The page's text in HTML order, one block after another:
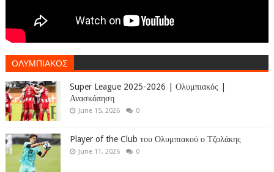
ΟΛΥΜΠΙΑΚΟΣ
Super League 2025-2026 | Ολυμπιακός |
Ανασκόπηση
June 15, 2026 0
Player of the Club του Ολυμπιακού ο Τζολάκης
June 11, 2026 0